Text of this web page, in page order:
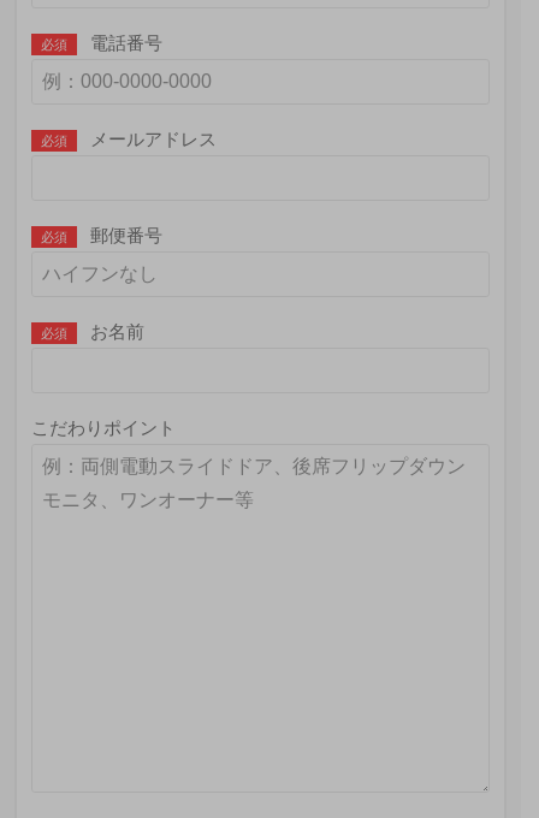
必須 電話番号
必須 メールアドレス
必須 郵便番号
必須 お名前
こだわりポイント